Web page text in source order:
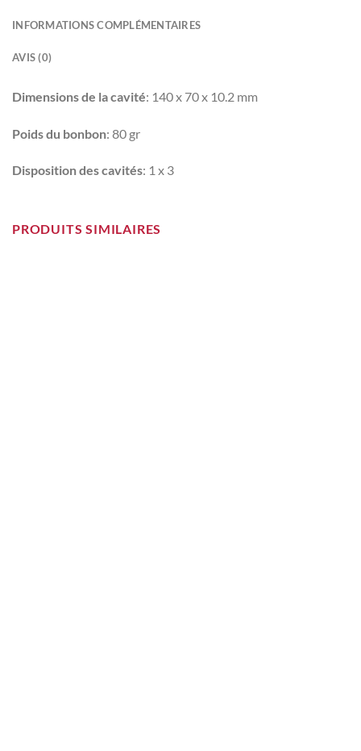
INFORMATIONS COMPLÉMENTAIRES
AVIS (0)
Dimensions de la cavité: 140 x 70 x 10.2 mm
Poids du bonbon: 80 gr
Disposition des cavités: 1 x 3
PRODUITS SIMILAIRES